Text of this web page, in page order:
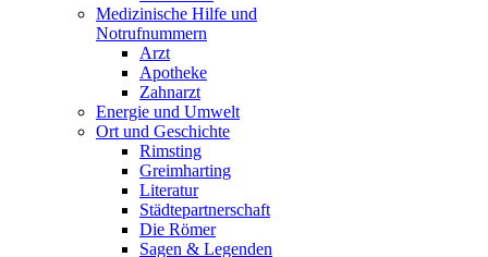
Medizinische Hilfe und
Notrufnummern
Arzt
Apotheke
Zahnarzt
Energie und Umwelt
Ort und Geschichte
Rimsting
Greimharting
Literatur
Städtepartnerschaft
Die Römer
Sagen & Legenden